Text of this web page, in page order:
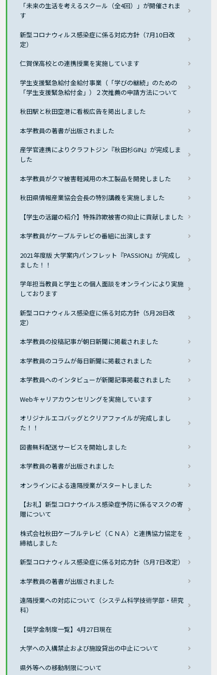
「未来の生活を考えるスクール（全4回）」が開催されま
す
新型コロナウィルス感染症に係る対応方針（7月10日改
定）
仁賀保高校との連携授業を実施しています
学生支援緊急給付金給付事業（「学びの継続」のための
「学生支援緊急給付金」）２次推薦の申請方法について
秋田駅と秋田空港に看板広告を掲出しました
本学教員の著書が出版されました
産学官連携によりクラフトジン『秋田杉GIN』が完成しま
した
本学教員がクマ被害軽減用の木工製品を開発しました
秋田県情報産業協会会長の特別講義を実施しました
【学生の活躍の紹介】特殊詐欺被害の抑止に貢献しました
本学教員がケーブルテレビの番組に出演します
2021年度版 大学案内パンフレット『PASSION』が完成し
ました！！
学年担当教員と学生との個人面談をオンラインにより実施
しております
新型コロナウィルス感染症に係る対応方針（5月28日改
定）
本学教員の投稿記事が朝日新聞に掲載されました
本学教員のコラムが毎日新聞に掲載されました
本学教員へのインタビューが新聞記事掲載されました
Webキャリアカウンセリングを実施しています
オリジナルエコバッグとクリアファイルが完成しまし
た！！
図書無料配送サービスを開始しました
本学教員の著書が出版されました
オンラインによる遠隔授業がスタートしました
【お礼】新型コロナウイルス感染症予防に係るマスクの寄
贈について
株式会社秋田ケーブルテレビ（ＣＮＡ）と連携協力協定を
締結しました
新型コロナウィルス感染症に係る対応方針（5月7日改定）
本学教員の著書が出版されました
遠隔授業への対応について（システム科学技術学部・研究
科）
【奨学金制度一覧】4月27日現在
大学への入構禁止および施設貸出の中止について
県外等への移動制限について